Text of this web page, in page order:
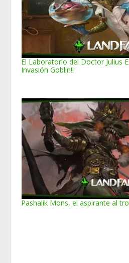
El Laboratorio del Doctor Julius
Invasión Goblin!!
Pashalik Mons, el aspirante al